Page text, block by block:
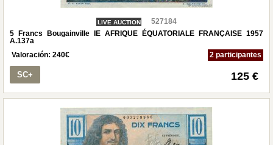
LIVE AUCTION
527184
5 Francs Bougainville IE AFRIQUE ÉQUATORIALE FRANÇAISE 1957
A.137a
Valoración: 240€ 2 participantes
SC+ 125 €